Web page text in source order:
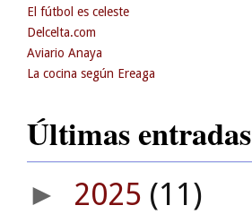
El fútbol es celeste
Delcelta.com
Aviario Anaya
La cocina según Ereaga
Últimas entradas
► 2025 (11)